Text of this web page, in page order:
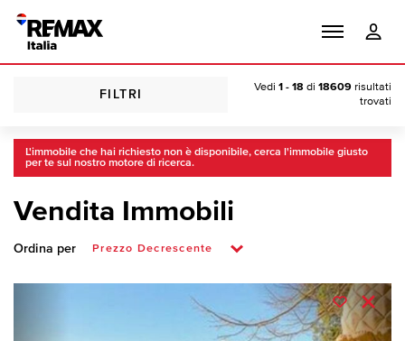
FILTRI
Vedi 1 - 18 di 18609 risultati
trovati
L'immobile che hai richiesto non è disponibile, cerca l'immobile giusto
per te sul nostro motore di ricerca.
Vendita Immobili
Ordina per